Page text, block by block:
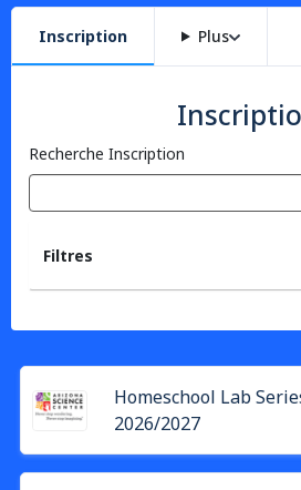
Inscription Plus
Recherche Inscription
Filtres
Homeschool Lab
2026/2027